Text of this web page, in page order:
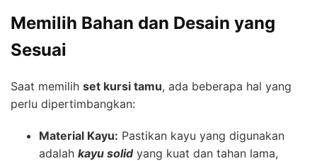
Memilih Bahan dan Desain yang
Sesuai
Saat memilih set kursi tamu, ada beberapa hal yang
perlu dipertimbangkan:
Material Kayu: Pastikan kayu yang digunakan
adalah kayu solidyang kuat dan tahan lama,